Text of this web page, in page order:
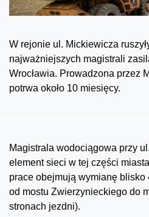
W rejonie ul. Mickiewicza
najważniejszych magistrali
Wrocławia. Prowadzona przez
potrwa około 10 miesięcy.
Magistrala wodociągowa przy
element sieci w tej części
prace obejmują wymianę blisko
od mostu Zwierzynieckiego do
stronach jezdni).